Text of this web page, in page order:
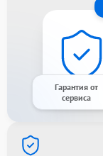
Гарантия от
сервиса